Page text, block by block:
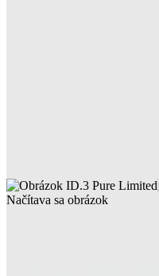
Načítava sa obrázok